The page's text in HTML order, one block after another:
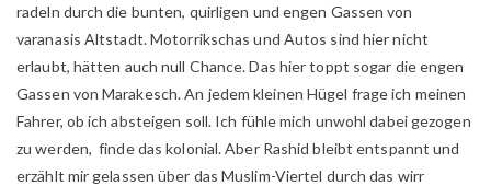
radeln durch die bunten, quirligen und engen Gassen von
varanasis Altstadt. Motorrikschas und Autos sind hier nicht
erlaubt, hätten auch null Chance. Das hier toppt sogar die engen
Gassen von Marakesch. An jedem kleinen Hügel frage ich meinen
Fahrer, ob ich absteigen soll. Ich fühle mich unwohl dabei gezogen
zu werden, finde das kolonial. Aber Rashid bleibt entspannt und
erzählt mir gelassen über das Muslim-Viertel durch das wirr